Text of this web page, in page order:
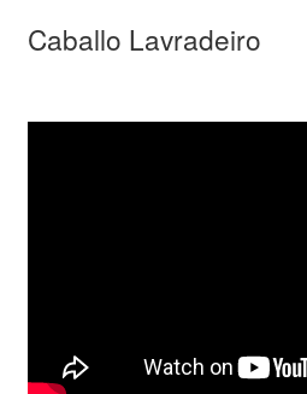
Caballo Lavradeiro